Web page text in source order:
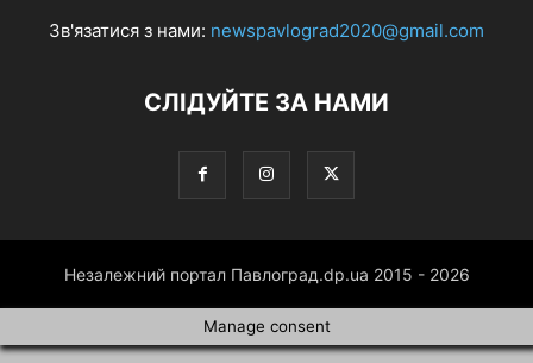
Зв'язатися з нами: newspavlograd2020@gmail.com
СЛІДУЙТЕ ЗА НАМИ
Незалежний портал Павлоград.dp.ua 2015 - 2026
Manage consent